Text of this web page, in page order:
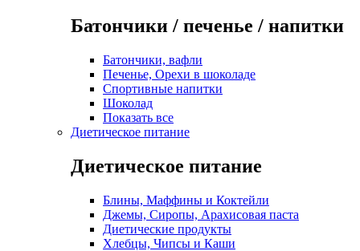
Батончики / печенье / напитки
Батончики, вафли
Печенье, Орехи в шоколаде
Спортивные напитки
Шоколад
Показать все
Диетическое питание
Диетическое питание
Блины, Маффины и Коктейли
Джемы, Сиропы, Арахисовая паста
Диетические продукты
Хлебцы, Чипсы и Каши